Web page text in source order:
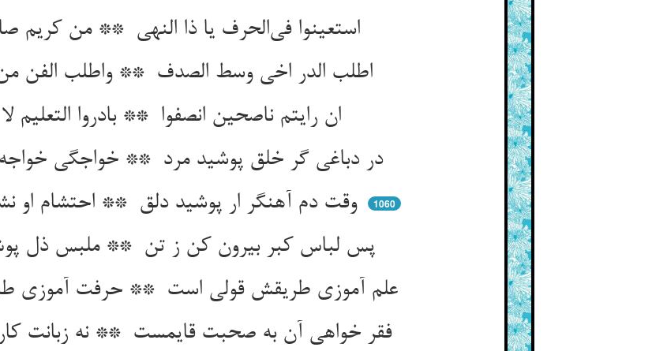
استعینوا فی‌الحرف یا ذا النهی ** من کریم صالح من اهلها
ان رایتم ناصحین انصفوا ** بادروا التعلیم لا تستنکفوا
در دباغی گر خلق پوشید مرد ** خواجگی خواجه را آن کم نکرد
وقت دم آهنگر ار پوشید دلق ** احتشام او نشد کم پیش خلق
1060
علم آموزی طریقش قولی است ** حرفت آموزی طریقش فعلی است
فقر خواهی آن به صحبت قایمست ** نه زبانت کار می‌آید نه دست